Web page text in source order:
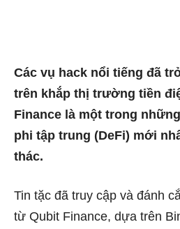
Các vụ hack nổi tiếng đã
trên khắp thị trường tiền
Finance là một trong
phi tập trung (DeFi) mới
thác.
Tin tặc đã truy cập và đánh
từ Qubit Finance, dựa trên